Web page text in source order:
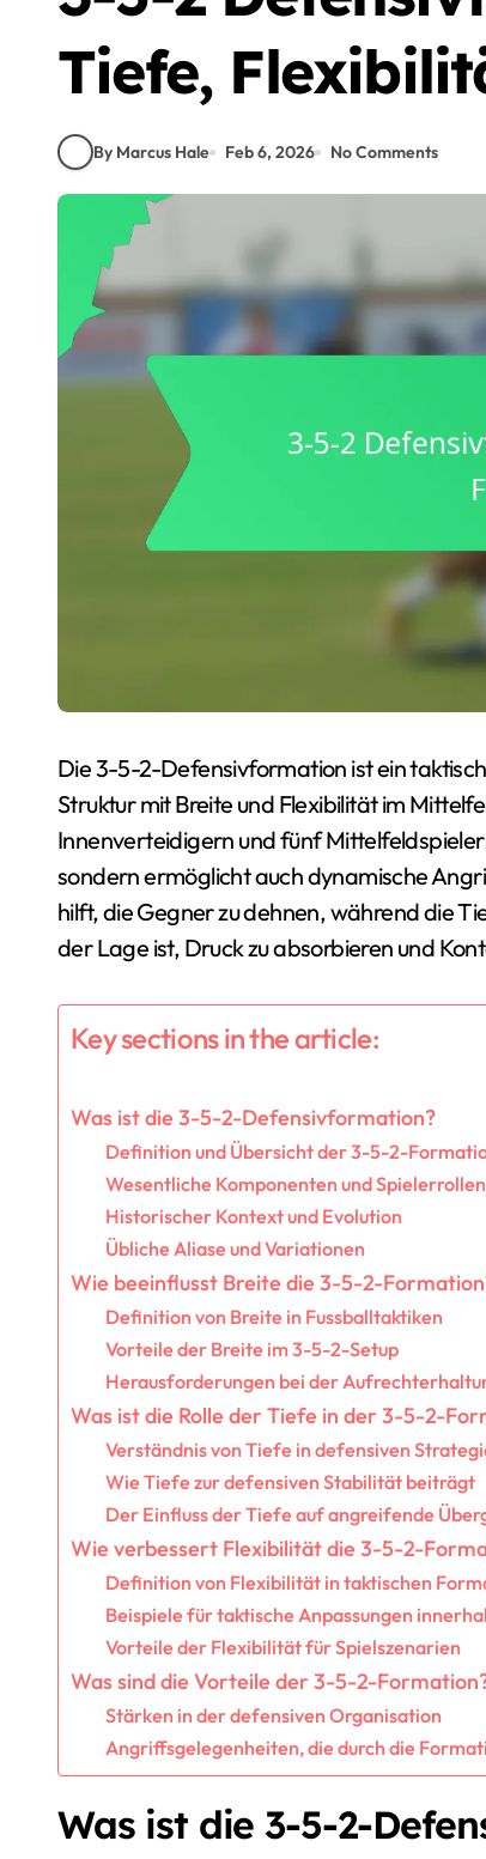
Tiefe,
By Marcus Hale Feb 6, 2026 No Comments
Die 3-5-2-Defensivformation ist ein
Struktur mit Breite und Flexibilität im
Innenverteidigern und fünf
sondern ermöglicht auch dynamische
hilft, die Gegner zu dehnen, während die
der Lage ist, Druck zu absorbieren und
Key sections in the article:
Was ist die 3-5-2-Defensivformation?
Definition und Übersicht der 3-5-2-
Wesentliche Komponenten und Spielerrollen
Historischer Kontext und Evolution
Übliche Aliase und Variationen
Wie beeinflusst Breite die 3-5-2-
Definition von Breite in Fussballtaktiken
Vorteile der Breite im 3-5-2-Setup
Herausforderungen bei der
Was ist die Rolle der Tiefe in der 3-5-2-
Verständnis von Tiefe in defensiven
Wie Tiefe zur defensiven Stabilität beiträgt
Der Einfluss der Tiefe auf angreifende
Wie verbessert Flexibilität die 3-5-2-
Definition von Flexibilität in taktischen
Beispiele für taktische Anpassungen
Vorteile der Flexibilität für Spielszenarien
Was sind die Vorteile der 3-5-2-
Stärken in der defensiven Organisation
Angriffsgelegenheiten, die durch die
Was ist die 3-5-2-